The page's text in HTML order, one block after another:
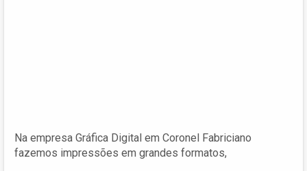
Na empresa Gráfica Digital em Coronel Fabriciano
fazemos impressões em grandes formatos,